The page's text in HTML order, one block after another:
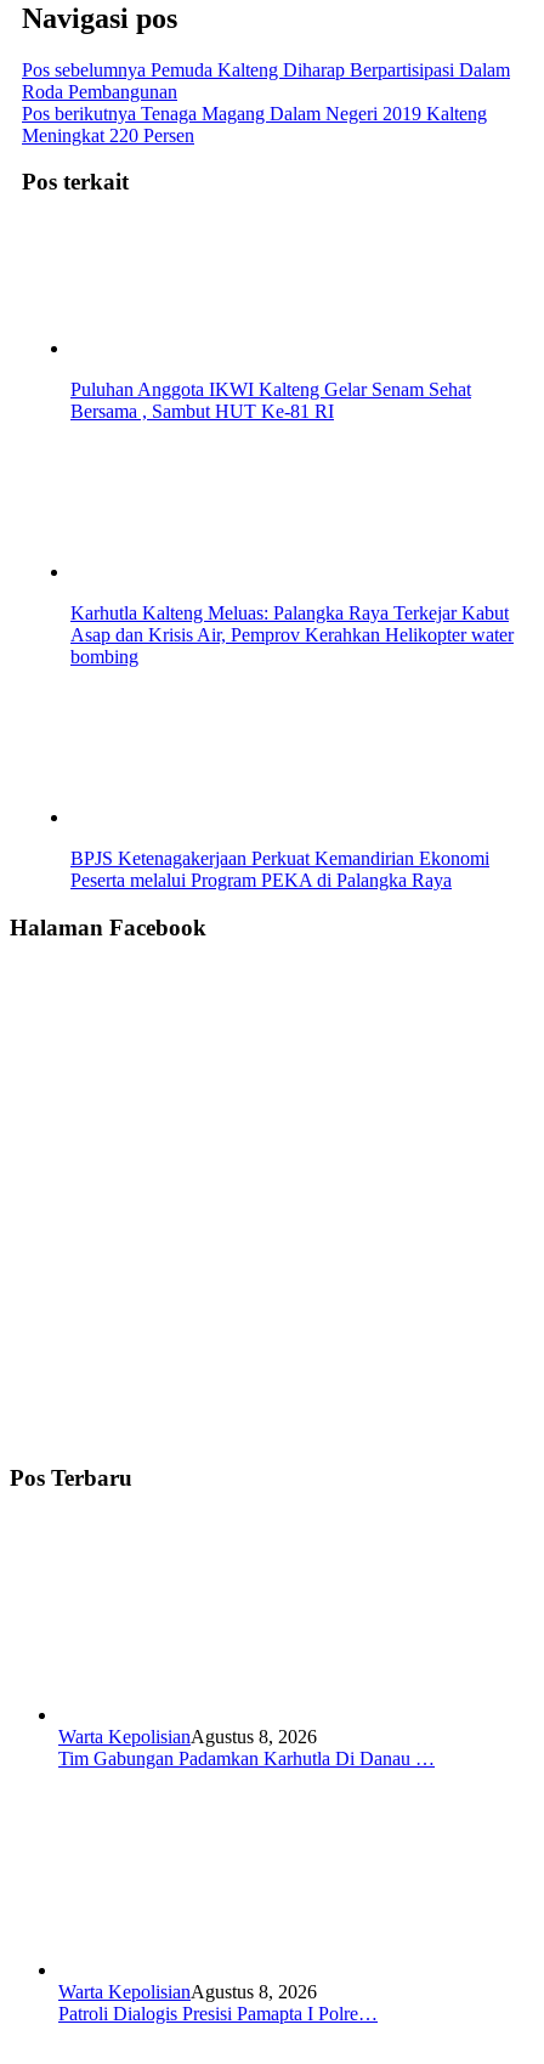
Navigasi pos
Pos sebelumnya Pemuda Kalteng Diharap Berpartisipasi Dalam
Roda Pembangunan
Pos berikutnya Tenaga Magang Dalam Negeri 2019 Kalteng
Meningkat 220 Persen
Pos terkait
Puluhan Anggota IKWI Kalteng Gelar Senam Sehat
Bersama , Sambut HUT Ke-81 RI
Karhutla Kalteng Meluas: Palangka Raya Terkejar Kabut
Asap dan Krisis Air, Pemprov Kerahkan Helikopter water
bombing
BPJS Ketenagakerjaan Perkuat Kemandirian Ekonomi
Peserta melalui Program PEKA di Palangka Raya
Halaman Facebook
Pos Terbaru
Warta KepolisianAgustus 8, 2026
Tim Gabungan Padamkan Karhutla Di Danau …
Warta KepolisianAgustus 8, 2026
Patroli Dialogis Presisi Pamapta I Polre…